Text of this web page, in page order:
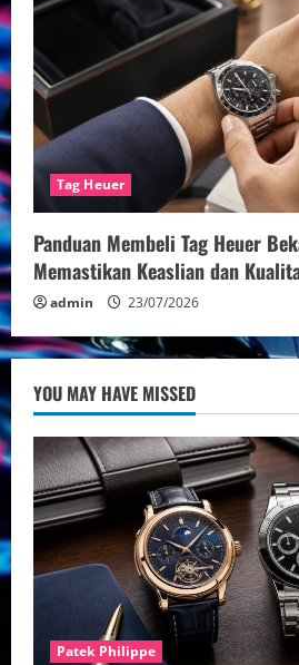
Tag Heuer
Panduan Membeli Tag Heuer
Memastikan Keaslian dan
admin 23/07/2026
YOU MAY HAVE MISSED
Patek Philippe